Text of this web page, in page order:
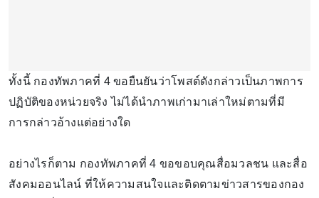
ทั้งนี้ กองทัพภาคที่ 4 ขอยืนยันว่าโพสต์ดังกล่าวเป็นภาพการ
ปฏิบัติของหน่วยจริง ไม่ได้นำภาพเก่ามาเล่าใหม่ตามที่มี
การกล่าวอ้างแต่อย่างใด
อย่างไรก็ตาม กองทัพภาคที่ 4 ขอขอบคุณสื่อมวลชน และสื่อ
สังคมออนไลน์ ที่ให้ความสนใจและติดตามข่าวสารของกอง